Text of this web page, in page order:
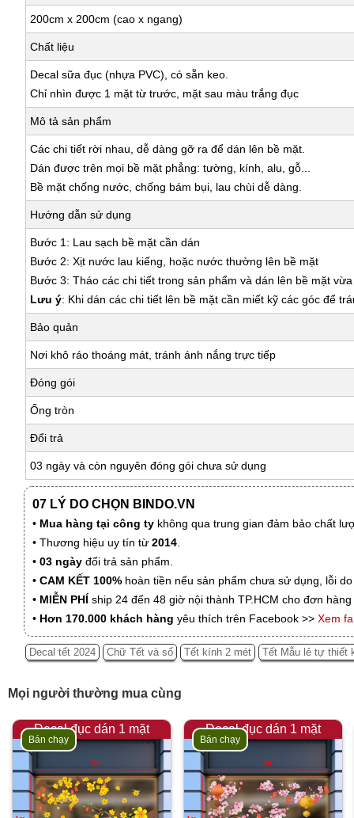
200cm x 200cm (cao x ngang)
Chất liệu
Decal sữa đục (nhựa PVC), có sẵn keo.
Chỉ nhìn được 1 mặt từ trước, mặt sau màu trắng đục
Mô tả sản phẩm
Các chi tiết rời nhau, dễ dàng gỡ ra để dán lên bề mặt.
Dán được trên mọi bề mặt phẳng: tường, kính, alu, gỗ...
Bề mặt chống nước, chống bám bụi, lau chùi dễ dàng.
Hướng dẫn sử dụng
Bước 1: Lau sạch bề mặt cần dán
Bước 2: Xịt nước lau kiếng, hoặc nước thường lên bề mặt
Bước 3: Tháo các chi tiết trong sản phẩm và dán lên bề mặt
Lưu ý: Khi dán các chi tiết lên bề mặt cần miết kỹ các góc để
Bảo quản
Nơi khô ráo thoáng mát, tránh ánh nắng trực tiếp
Đóng gói
Ống tròn
Đổi trả
03 ngày và còn nguyên đóng gói chưa sử dụng
07 LÝ DO CHỌN BINDO.VN
• Mua hàng tại công ty không qua trung gian đảm bảo chất
• Thương hiệu uy tín từ 2014.
• 03 ngày đổi trả sản phẩm.
• CAM KẾT 100% hoàn tiền nếu sản phẩm chưa sử dụng, lỗi
• MIỄN PHÍ ship 24 đến 48 giờ nội thành TP.HCM cho đơn
• Hơn 170.000 khách hàng yêu thích trên Facebook >> Xem
Decal tết 2024 Chữ Tết và số Tết kính 2 mét Tết Mẫu lẻ tự thiết
Mọi người thường mua cùng
Decal đục dán 1 mặt
Bán chạy
Decal đục dán 1 mặt
Bán chạy